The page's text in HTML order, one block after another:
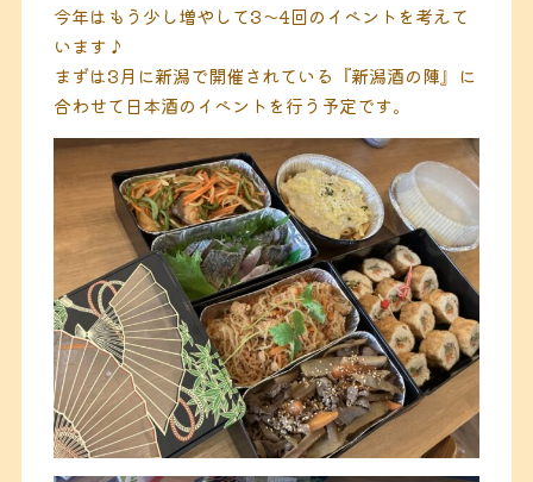
今年はもう少し増やして3〜4回のイベントを考えて
います♪
まずは3月に新潟で開催されている『新潟酒の陣』に
合わせて日本酒のイベントを行う予定です。